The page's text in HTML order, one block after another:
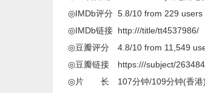
◎IMDb评分 5.8/10 from 229 users
◎IMDb链接 http:///title/tt4537986/
◎豆瓣评分 4.8/10 from 11,549
◎豆瓣链接 https:///subject/
◎片 长 107分钟/109分钟(香港)